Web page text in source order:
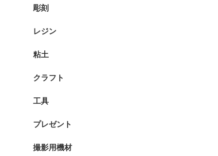
彫刻
レジン
粘土
クラフト
工具
プレゼント
撮影用機材